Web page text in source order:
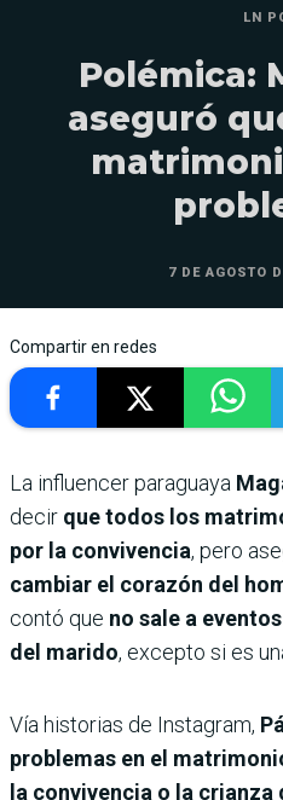
LN
Polémica:
aseguró
7 DE AGOSTO
Compartir en redes
La influencer paraguaya
decir que todos los
por la convivencia, pero
cambiar el corazón del
contó que no sale a
del marido, excepto si es
Vía historias de Instagram,
problemas en el
la convivencia o la crianza